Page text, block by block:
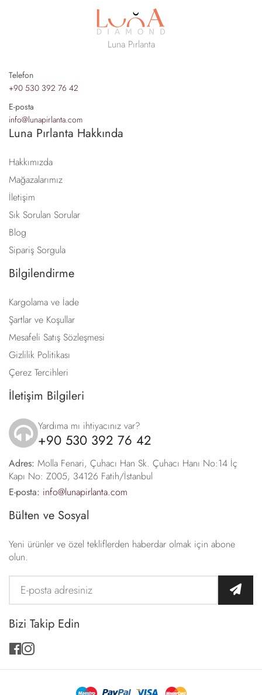
Luna Pırlanta
Telefon
+90 530 392 76 42
E-posta
info@lunapirlanta.com
Luna Pırlanta Hakkında
Hakkımızda
Mağazalarımız
İletişim
Sık Sorulan Sorular
Blog
Sipariş Sorgula
Bilgilendirme
Kargolama ve İade
Şartlar ve Koşullar
Mesafeli Satış Sözleşmesi
Gizlilik Politikası
Çerez Tercihleri
İletişim Bilgileri
icon
Yardıma mı ihtiyacınız var?
+90 530 392 76 42
Adres: Molla Fenari, Çuhacı Han Sk. Çuhacı Hanı No:14 İç
Kapı No: Z005, 34126 Fatih/İstanbul
E-posta: info@lunapirlanta.com
Bülten ve Sosyal
Yeni ürünler ve özel tekliflerden haberdar olmak için abone
olun.
Bizi Takip Edin
facebook
instagram